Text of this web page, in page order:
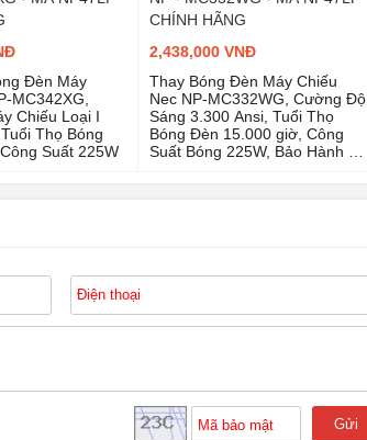
Đèn Máy
MC342XG,
Chiếu Loại I
Thọ Bóng
Suất 225W
CHÍNH HÃNG
2,438,000 VNĐ
Thay Bóng Đèn Máy Chiếu
Nec NP-MC332WG, Cường Độ
Sáng 3.300 Ansi, Tuổi Thọ
Bóng Đèn 15.000 giờ, Công
Suất Bóng 225W, Bảo Hành 03
Gửi